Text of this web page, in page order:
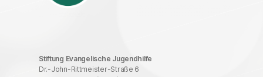
Stiftung Evangelische Jugendhilfe
Dr.-John-Rittmeister-Straße 6